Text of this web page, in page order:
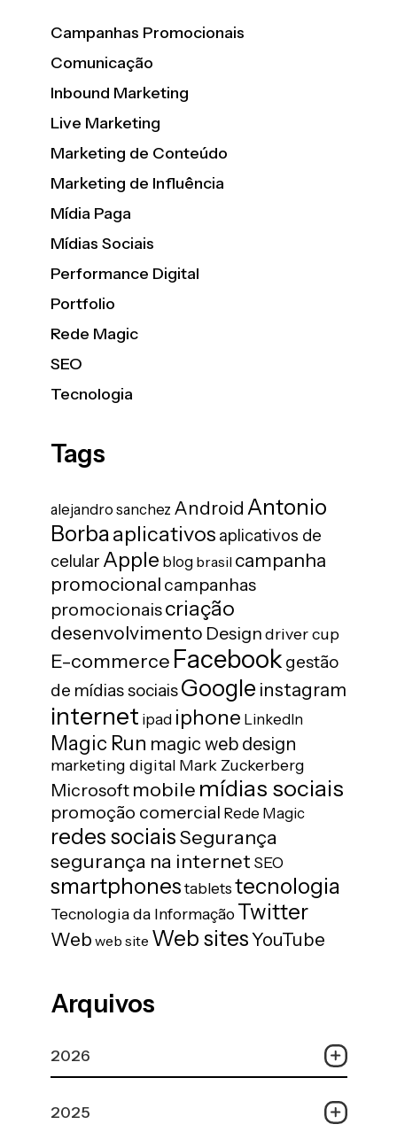
Campanhas Promocionais
Comunicação
Inbound Marketing
Live Marketing
Marketing de Conteúdo
Marketing de Influência
Mídia Paga
Mídias Sociais
Performance Digital
Portfolio
Rede Magic
SEO
Tecnologia
Tags
alejandro sanchez Android Antonio
Borbaaplicativos aplicativos de
celular Apple blog brasil campanha
promocional campanhas
promocionaiscriação
desenvolvimento Designdriver cup
E-commerce Facebookgestão
de mídias sociaisGoogle instagram
internet ipad iphone LinkedIn
Magic Run magic web design
marketing digital Mark Zuckerberg
Microsoft mobile mídias sociais
promoção comercial Rede Magic
redes sociaisSegurança
segurança na internet SEO
smartphones tablets tecnologia
Tecnologia da Informação Twitter
Web web site Web sitesYouTube
Arquivos
2026
2025